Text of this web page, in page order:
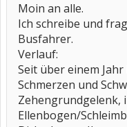
Moin an alle.
Ich schreibe und
Busfahrer.
Verlauf:
Seit über einem
Schmerzen und
Zehengrundgelenk,
Ellenbogen/